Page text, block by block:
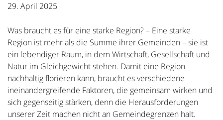
29. April 2025
Was braucht es für eine starke Region? – Eine starke
Region ist mehr als die Summe ihrer Gemeinden – sie ist
ein lebendiger Raum, in dem Wirtschaft, Gesellschaft und
Natur im Gleichgewicht stehen. Damit eine Region
nachhaltig florieren kann, braucht es verschiedene
ineinandergreifende Faktoren, die gemeinsam wirken und
sich gegenseitig stärken, denn die Herausforderungen
unserer Zeit machen nicht an Gemeindegrenzen halt.